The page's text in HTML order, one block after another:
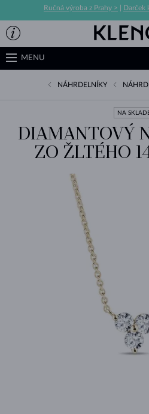
Ručná výroba z Prahy > Darček
MENU
NÁHRDELNÍKY
NA
DIAMANTOVÝ
ZO ŽLTÉHO